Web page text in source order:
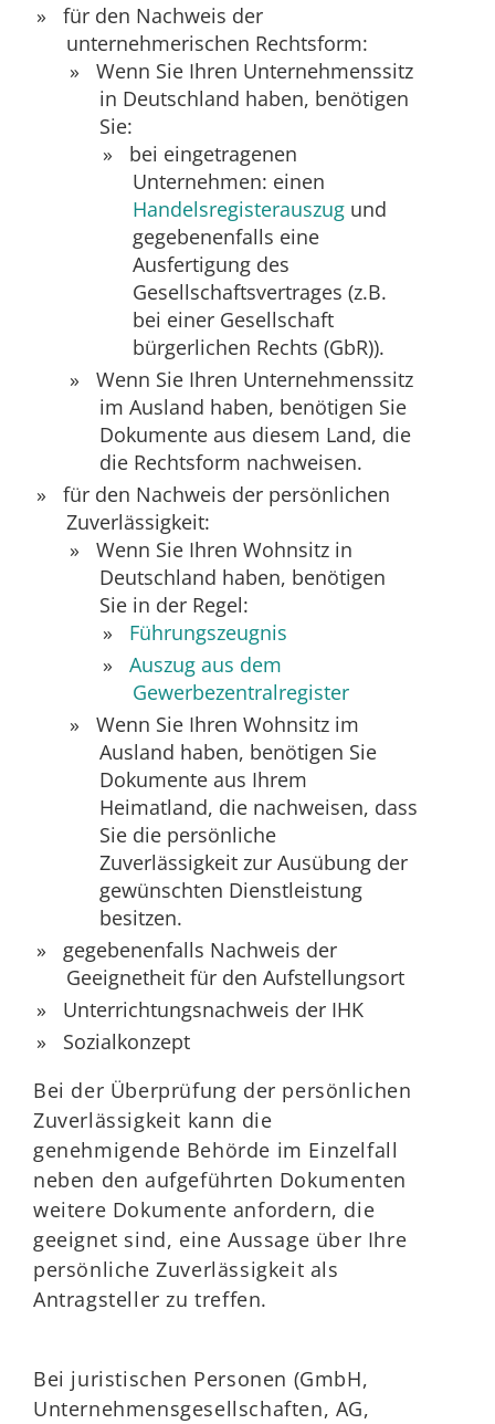
für den Nachweis der
unternehmerischen Rechtsform:
Wenn Sie Ihren Unternehmenssitz
in Deutschland haben, benötigen
Sie:
bei eingetragenen
Unternehmen: einen
Handelsregisterauszug und
gegebenenfalls eine
Ausfertigung des
Gesellschaftsvertrages (z.B.
bei einer Gesellschaft
bürgerlichen Rechts (GbR)).
Wenn Sie Ihren Unternehmenssitz
im Ausland haben, benötigen Sie
Dokumente aus diesem Land, die
die Rechtsform nachweisen.
für den Nachweis der persönlichen
Zuverlässigkeit:
Wenn Sie Ihren Wohnsitz in
Deutschland haben, benötigen
Sie in der Regel:
Führungszeugnis
Auszug aus dem
Gewerbezentralregister
Wenn Sie Ihren Wohnsitz im
Ausland haben, benötigen Sie
Dokumente aus Ihrem
Heimatland, die nachweisen, dass
Sie die persönliche
Zuverlässigkeit zur Ausübung der
gewünschten Dienstleistung
besitzen.
gegebenenfalls Nachweis der
Geeignetheit für den Aufstellungsort
Unterrichtungsnachweis der IHK
Sozialkonzept
Bei der Überprüfung der persönlichen
Zuverlässigkeit kann die
genehmigende Behörde im Einzelfall
neben den aufgeführten Dokumenten
weitere Dokumente anfordern, die
geeignet sind, eine Aussage über Ihre
persönliche Zuverlässigkeit als
Antragsteller zu treffen.
Bei juristischen Personen (GmbH,
Unternehmensgesellschaften, AG,